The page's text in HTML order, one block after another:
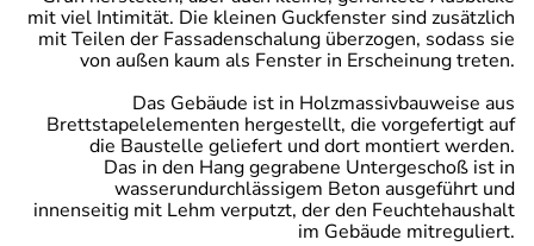
mit viel Intimität. Die kleinen Guckfenster sind zusätzlich
mit Teilen der Fassadenschalung überzogen, sodass sie
von außen kaum als Fenster in Erscheinung treten.
Das Gebäude ist in Holzmassivbauweise aus
Brettstapelelementen hergestellt, die vorgefertigt auf
die Baustelle geliefert und dort montiert werden.
Das in den Hang gegrabene Untergeschoß ist in
wasserundurchlässigem Beton ausgeführt und
innenseitig mit Lehm verputzt, der den Feuchtehaushalt
im Gebäude mitreguliert.